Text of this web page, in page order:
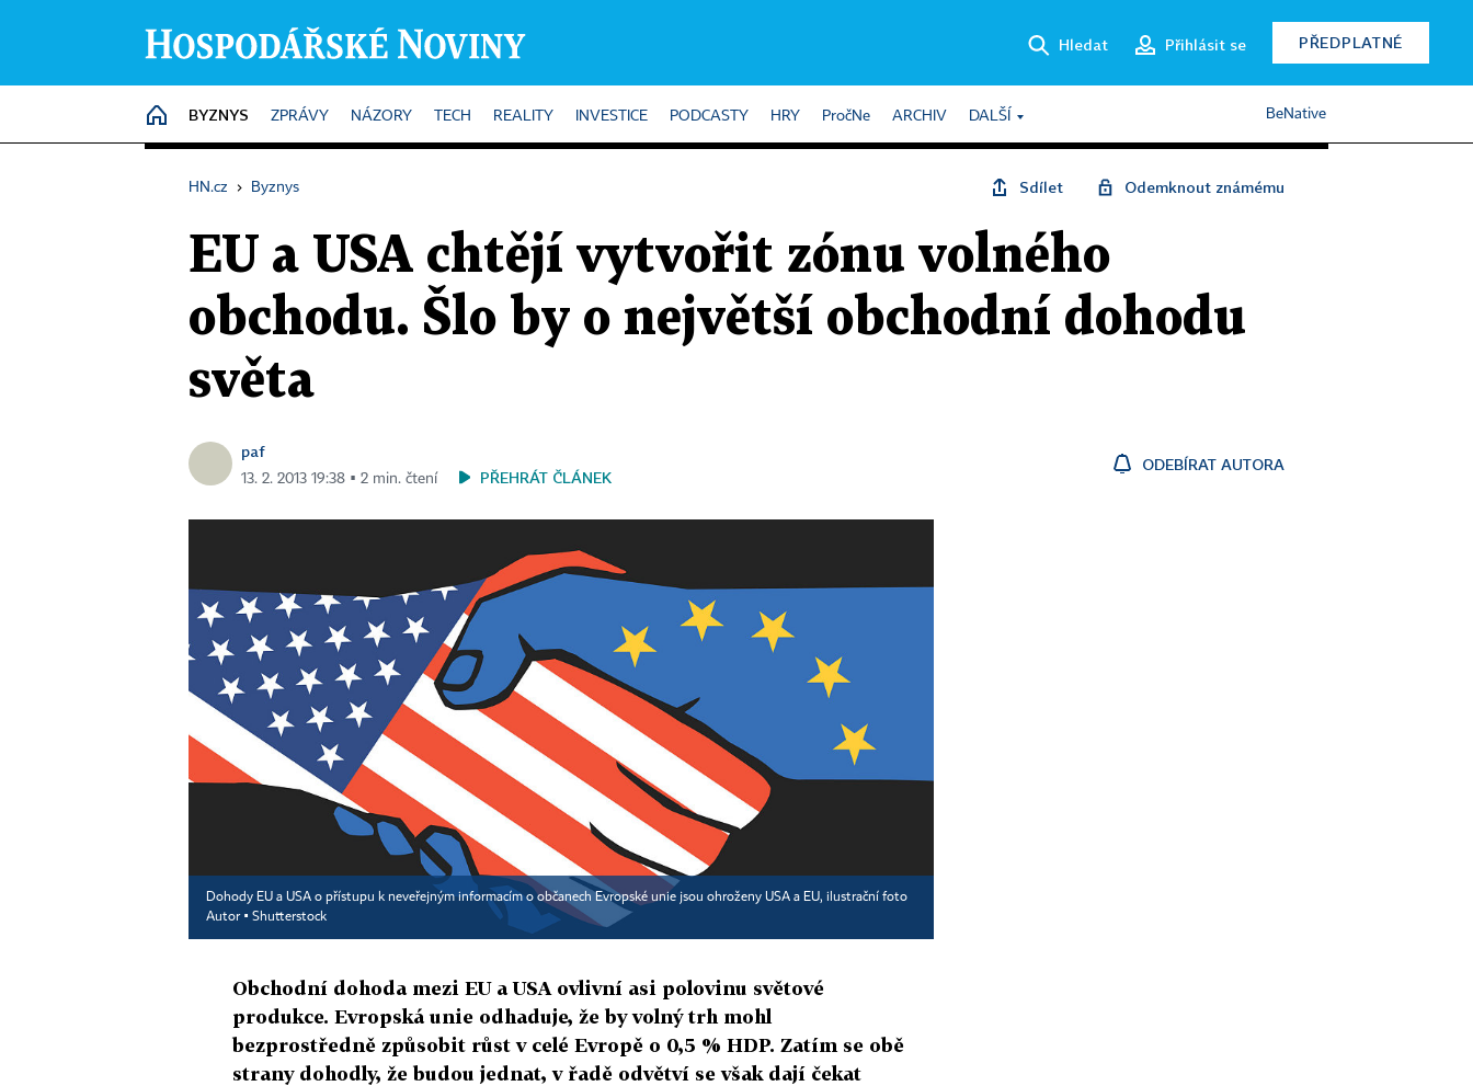
Hledat Přihlásit se PŘEDPLATNÉ
HOME
BYZNYS ZPRÁVY NÁZORY TECH REALITY INVESTICE PODCASTY HRY PročNe ARCHIV DALŠÍ BeNative
HN.cz › Byznys Sdílet Odemknout známému
EU a USA chtějí vytvořit zónu volného
obchodu. Šlo by o největší obchodní dohodu
světa
paf
13. 2. 2013 19:38 ▪ 2 min. čtení PŘEHRÁT ČLÁNEK
ODEBÍRAT AUTORA
Dohody EU a USA o přístupu k neveřejným informacím o občanech Evropské unie jsou ohroženy USA a EU, ilustrační foto
Autor ▪ Shutterstock
Obchodní dohoda mezi EU a USA ovlivní asi polovinu světové
produkce. Evropská unie odhaduje, že by volný trh mohl
bezprostředně způsobit růst v celé Evropě o 0,5 % HDP. Zatím se obě
strany dohodly, že budou jednat, v řadě odvětví se však dají čekat